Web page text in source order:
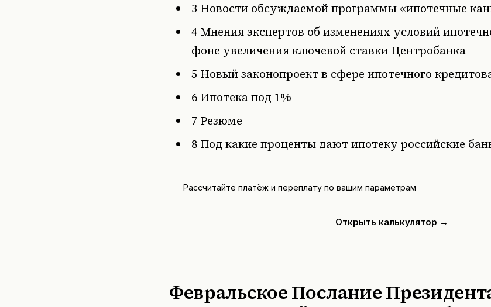
3 Новости обсуждаемой программы «ипотечные
4 Мнения экспертов об изменениях условий
фоне увеличения ключевой ставки Центробанка
5 Новый законопроект в сфере ипотечного
6 Ипотека под 1%
7 Резюме
8 Под какие проценты дают ипотеку российские
Рассчитайте платёж и переплату по вашим параметрам
Открыть калькулятор →
Февральское Послание